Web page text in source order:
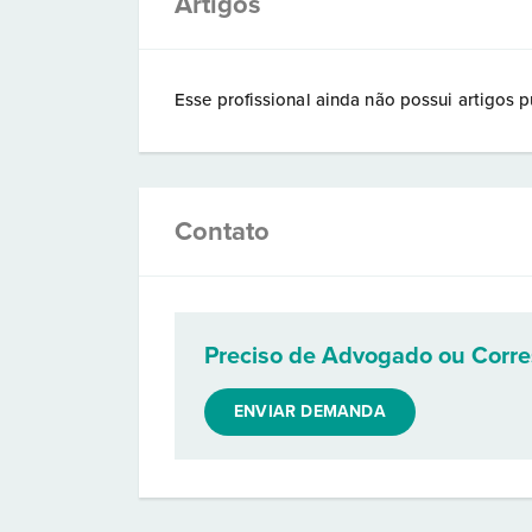
Esse profissional ainda não possui artigos
Contato
Preciso de Advogado ou
ENVIAR DEMANDA